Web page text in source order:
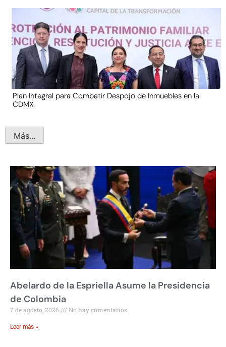
Plan Integral para Combatir Despojo de Inmuebles en la
CDMX
Más...
Abelardo de la Espriella Asume la Presidencia
de Colombia
7 de agosto, 2026 No hay comentarios
Leer más »